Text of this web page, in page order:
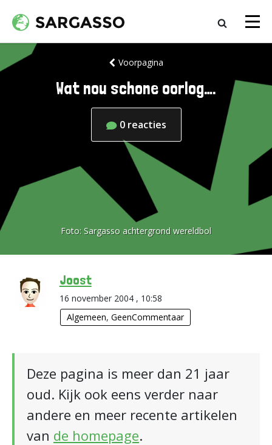
Voorpagina
Wat nou schone oorlog….
0 reacties
Foto: Sargasso achtergrond wereldbol
Joost
16 november 2004 , 10:58
Algemeen, GeenCommentaar
Deze pagina is meer dan 21 jaar
oud. Kijk ook eens verder naar
andere en meer recente artikelen
van de homepage.